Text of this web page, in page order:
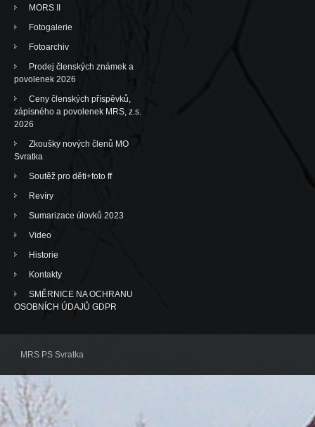
MORS II
Fotogalerie
Fotoarchiv
Prodej členských známek a
povolenek 2026
Ceny členských příspěvků,
zápisného a povolenek MRS, z.s.
2026
Zkoušky nových členů MO
Svratka
Soutěž pro děti+foto ff
Revíry
Sumarizace úlovků 2023
Video
Historie
Kontakty
SMĚRNICE NA OCHRANU
OSOBNÍCH ÚDAJŮ GDPR
MRS PS Svratka